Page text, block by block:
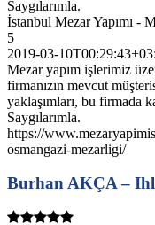
Saygılarımla.
İstanbul Mezar Yapımı -
5
2019-03-
Mezar yapım işlerimiz
firmanızın mevcut
yaklaşımları, bu firmada
Saygılarımla.
https://
osmangazi-mezarligi/
Burhan AKÇA –